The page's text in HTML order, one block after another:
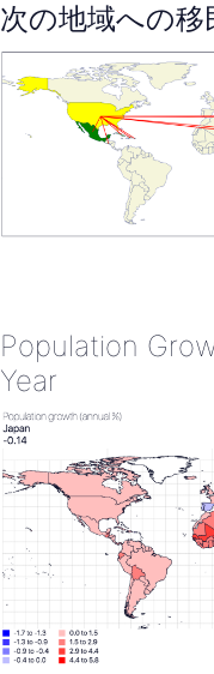
次の地域への移
Population
Year